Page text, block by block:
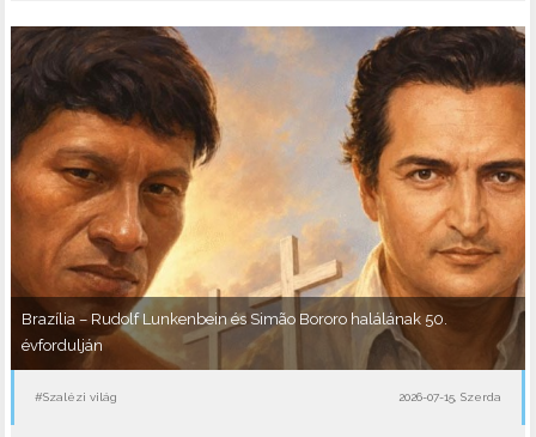
Brazília – Rudolf Lunkenbein és Simão Bororo halálának 50.
évfordulján
#Szalézi világ 2026-07-15, Szerda